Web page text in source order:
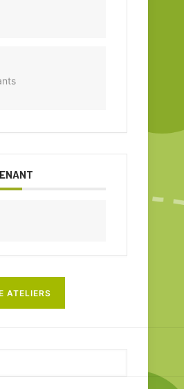
ATELIERS